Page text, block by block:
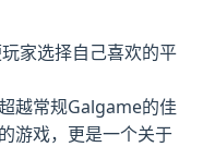
家选择自己喜欢的平
越常规Galgame的佳
游戏，更是一个关于